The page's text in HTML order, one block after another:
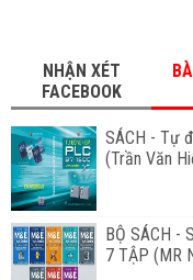
NHẬN XÉT
FACEBOOK
SÁCH - Tự
(Trần Văn
BỘ SÁCH -
7 TẬP (MR